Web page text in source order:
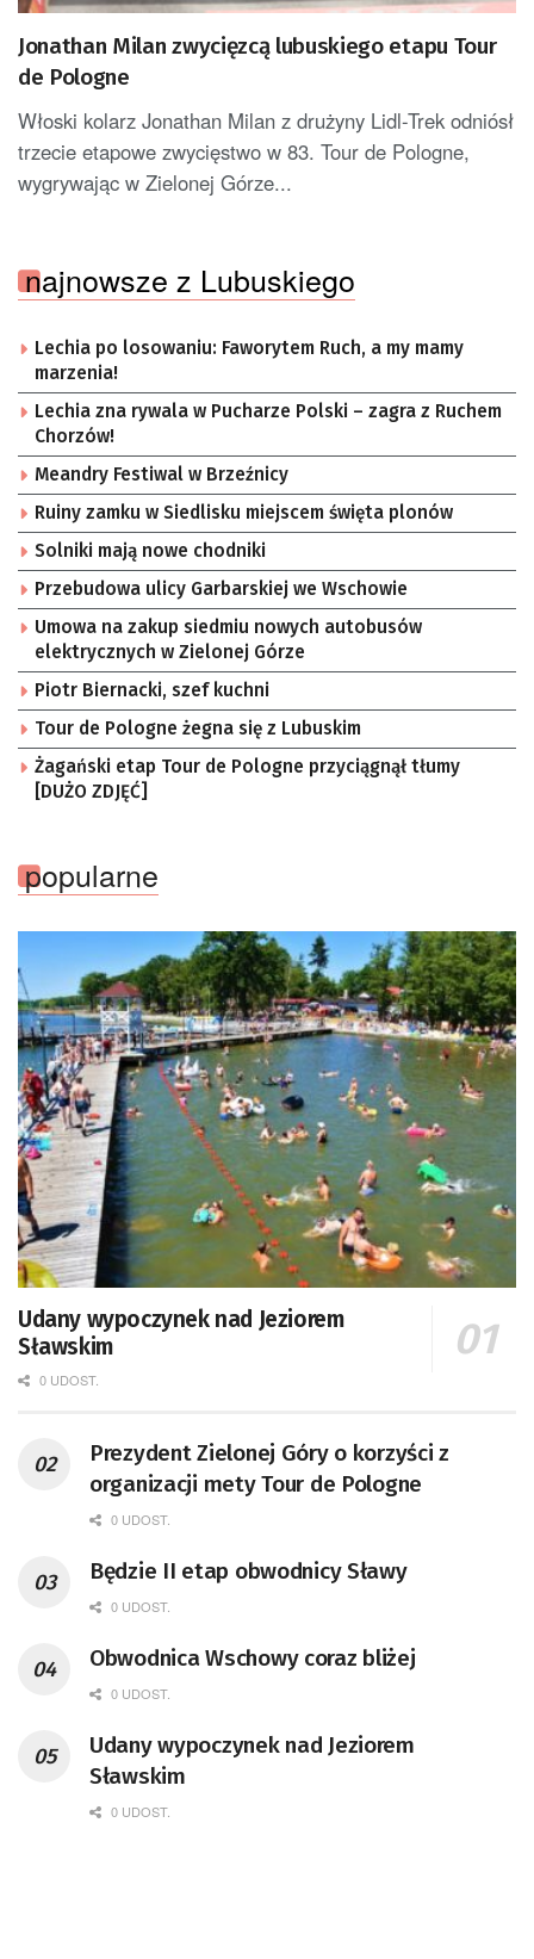
Jonathan Milan zwycięzcą lubuskiego etapu Tour
de Pologne
Włoski kolarz Jonathan Milan z drużyny Lidl-Trek odniósł
trzecie etapowe zwycięstwo w 83. Tour de Pologne,
wygrywając w Zielonej Górze...
najnowsze z Lubuskiego
Lechia po losowaniu: Faworytem Ruch, a my mamy
marzenia!
Lechia zna rywala w Pucharze Polski – zagra z Ruchem
Chorzów!
Meandry Festiwal w Brzeźnicy
Ruiny zamku w Siedlisku miejscem święta plonów
Solniki mają nowe chodniki
Przebudowa ulicy Garbarskiej we Wschowie
Umowa na zakup siedmiu nowych autobusów
elektrycznych w Zielonej Górze
Piotr Biernacki, szef kuchni
Tour de Pologne żegna się z Lubuskim
Żagański etap Tour de Pologne przyciągnął tłumy
[DUŻO ZDJĘĆ]
popularne
Udany wypoczynek nad Jeziorem
Sławskim
0 UDOST.
Prezydent Zielonej Góry o korzyści z
organizacji mety Tour de Pologne
0 UDOST.
Będzie II etap obwodnicy Sławy
0 UDOST.
Obwodnica Wschowy coraz bliżej
0 UDOST.
Udany wypoczynek nad Jeziorem
Sławskim
0 UDOST.